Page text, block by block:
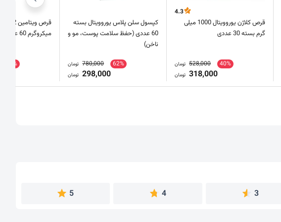
4.3
قرص کلاژن یوروویتال 1000 میلی
گرم بسته 30 عددی
40%
528,000 تومان
318,000 تومان
کپسول سلن پلاس یوروویتال بسته
60 عددی (حفظ سلامت پوست، مو و
ناخن)
62%
780,000 تومان
298,000 تومان
میکروگرم 60 عدد
43%
3
4
5